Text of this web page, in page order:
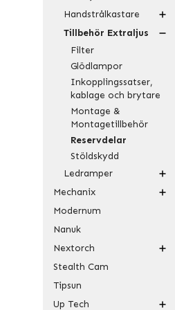
Handstrålkastare
Tillbehör Extraljus
Filter
Glödlampor
Inkopplingssatser,
kablage och brytare
Montage &
Montagetillbehör
Reservdelar
Stöldskydd
Ledramper
Mechanix
Modernum
Nanuk
Nextorch
Stealth Cam
Tipsun
Up Tech